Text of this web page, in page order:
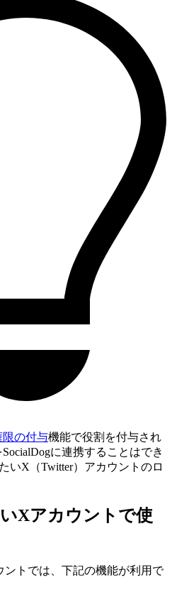
限の付与機能で役割を付与され
に連携することはでき
いX（Twitter）アカウントのロ
Xアカウントで使
トでは、下記の機能が利用で